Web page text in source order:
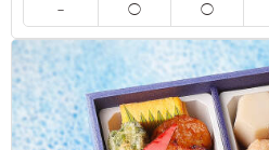
た。ネーミングてきにも焼き鮭
ったのが良かったのではないか
とみりんでご飯に合う感じでし
ご利用シーン：会食・接待›会食
東京都千代田区神田駿河台2026/05/
－ ◯ ◯